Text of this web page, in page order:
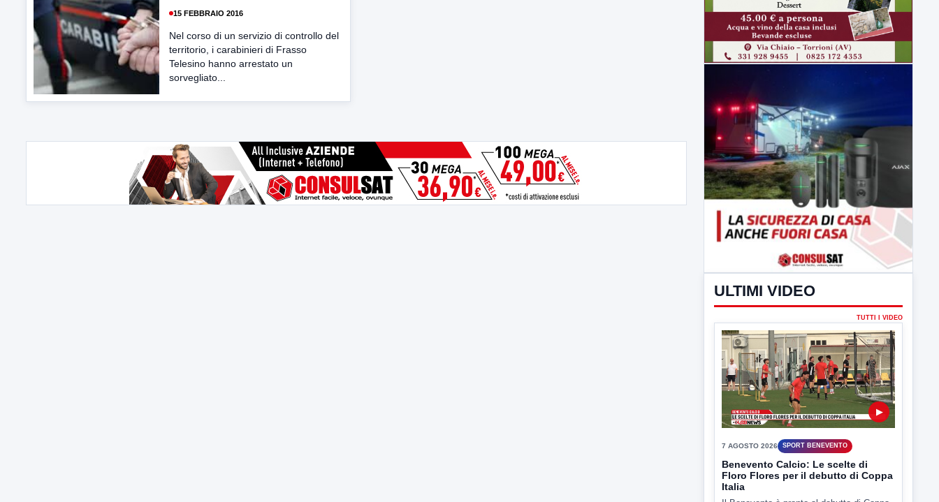
15 FEBBRAIO 2016
Nel corso di un servizio di controllo del
territorio, i carabinieri di Frasso
Telesino hanno arrestato un
sorvegliato...
ULTIMI VIDEO
▶
7 AGOSTO 2026 SPORT BENEVENTO
Benevento Calcio: Le scelte di
Floro Flores per il debutto di Coppa
Italia
Il Benevento è pronto al debutto di Coppa
Italia. Scelte...